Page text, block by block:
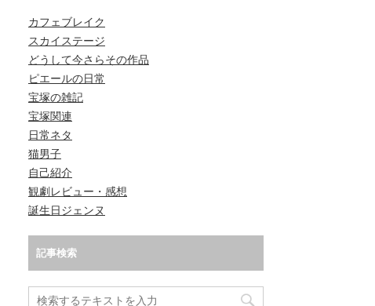
カフェブレイク
スカイステージ
どうして今さらその作品
ピエールの日常
宝塚の雑記
宝塚関連
日常ネタ
猫男子
自己紹介
観劇レビュー・感想
誕生日ジェンヌ
記事検索